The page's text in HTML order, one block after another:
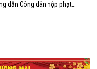
dẫn Công dân nộp phạt...